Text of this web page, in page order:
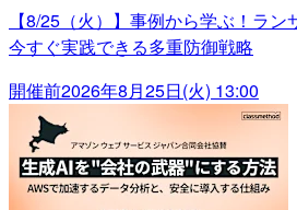
【8/25（火）】事例から学ぶ！ラ
今すぐ実践できる多重防御戦略
開催前2026年8月25日(火) 13:00